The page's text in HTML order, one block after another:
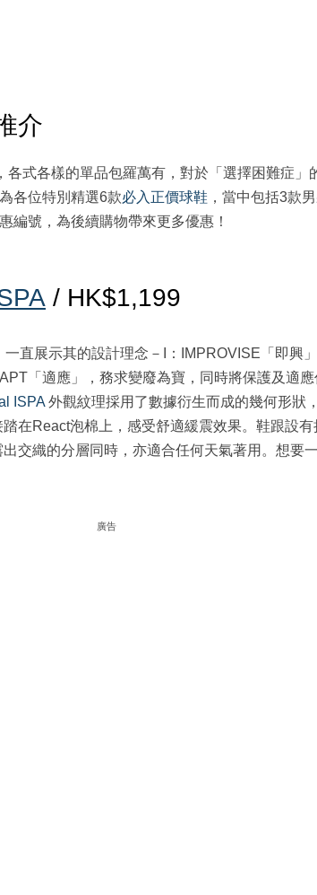
介
各式各樣的單品包羅萬有，對於「選擇困難症」
各位特別精選6款必入正價球鞋 ，當中包括3款
編號，為後續購物帶來更多優惠！
/ HK$1,199
直展示其的設計理念－I：IMPROVISE「即興
「適應」，務求變廢為寶，同時將保護及適
ISPA 外觀紋理採用了數據衍生而成的幾何形狀
在React泡棉上，感受舒適緩震效果。鞋跟設
交織的分層同時，亦適合任何天氣著用。想要
廣告